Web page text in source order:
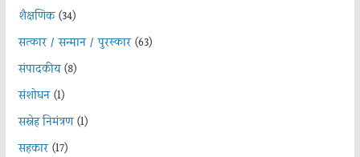
शैक्षणिक(34)
सत्कार / सन्मान / पुरस्कार(63)
संपादकीय(8)
संशोधन(1)
सस्नेह निमंत्रण(1)
सहकार(17)